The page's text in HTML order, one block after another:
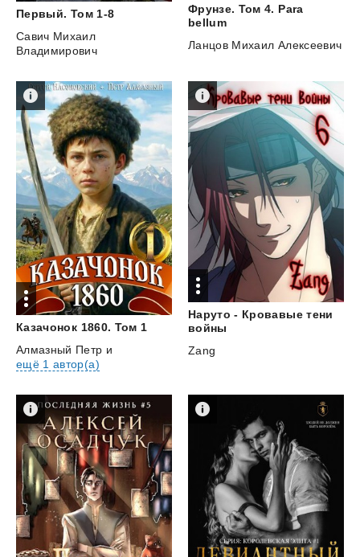
Первый. Том 1-8
Савич Михаил
Владимирович
Фрунзе. Том 4. Para
bellum
Ланцов Михаил Алексеевич
Казачонок 1860. Том 1
Алмазный Петр и
ещё 1 автор(а)
Наруто - Кровавые тени
войны
Zang